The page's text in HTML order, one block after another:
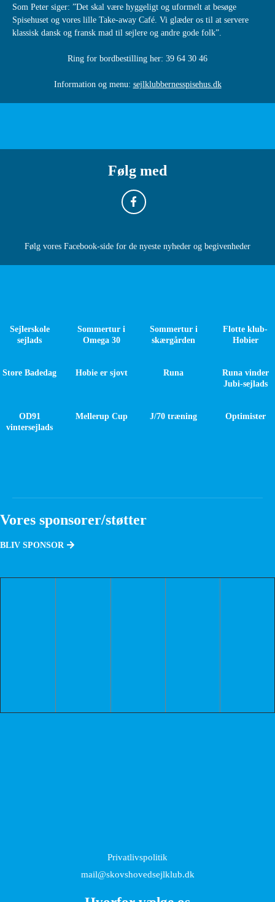
Som Peter siger: ”Det skal være hyggeligt og uformelt at besøge
Spisehuset og vores lille Take-away Café. Vi glæder os til at servere
klassisk dansk og fransk mad til sejlere og andre gode folk”.
Ring for bordbestilling her: 39 64 30 46
Information og menu: sejlklubbernesspisehus.dk
Følg med
Følg vores Facebook-side for de nyeste nyheder og begivenheder
Sejlerskole
sejlads
Sommertur i
Omega 30
Sommertur i
skærgården
Flotte klub-
Hobier
Store Badedag Hobie er sjovt Runa
Runa vinder
Jubi-sejlads
OD91
vintersejlads
Mellerup Cup J/70 træning Optimister
Vores sponsorer/støtter
BLIV SPONSOR
Privatlivspolitik
mail@skovshovedsejlklub.dk